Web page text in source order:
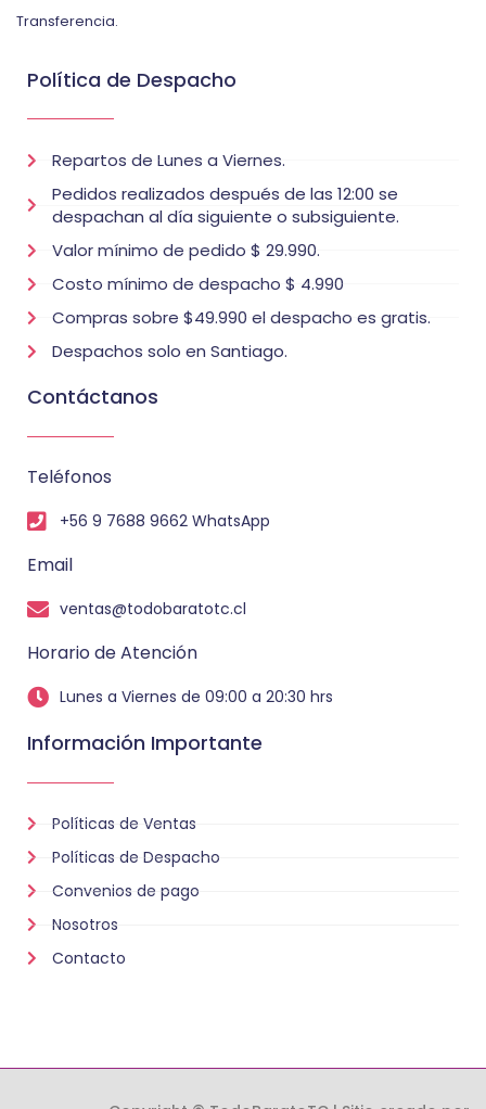
Transferencia.
Política de Despacho
Repartos de Lunes a Viernes.
Pedidos realizados después de las 12:00 se
despachan al día siguiente o subsiguiente.
Valor mínimo de pedido $ 29.990.
Costo mínimo de despacho $ 4.990
Compras sobre $49.990 el despacho es gratis.
Despachos solo en Santiago.
Contáctanos
Teléfonos
+56 9 7688 9662 WhatsApp
Email
ventas@todobaratotc.cl
Horario de Atención
Lunes a Viernes de 09:00 a 20:30 hrs
Información Importante
Políticas de Ventas
Políticas de Despacho
Convenios de pago
Nosotros
Contacto